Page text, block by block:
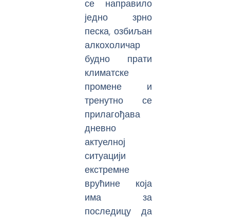
се направило
једно зрно
песка, озбиљан
алкохоличар
будно прати
климатске
промене и
тренутно се
прилагођава
дневно
актуелној
ситуацији
екстремне
врућине која
има за
последицу да